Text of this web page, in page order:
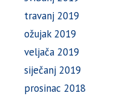
travanj 2019
ožujak 2019
veljača 2019
siječanj 2019
prosinac 2018